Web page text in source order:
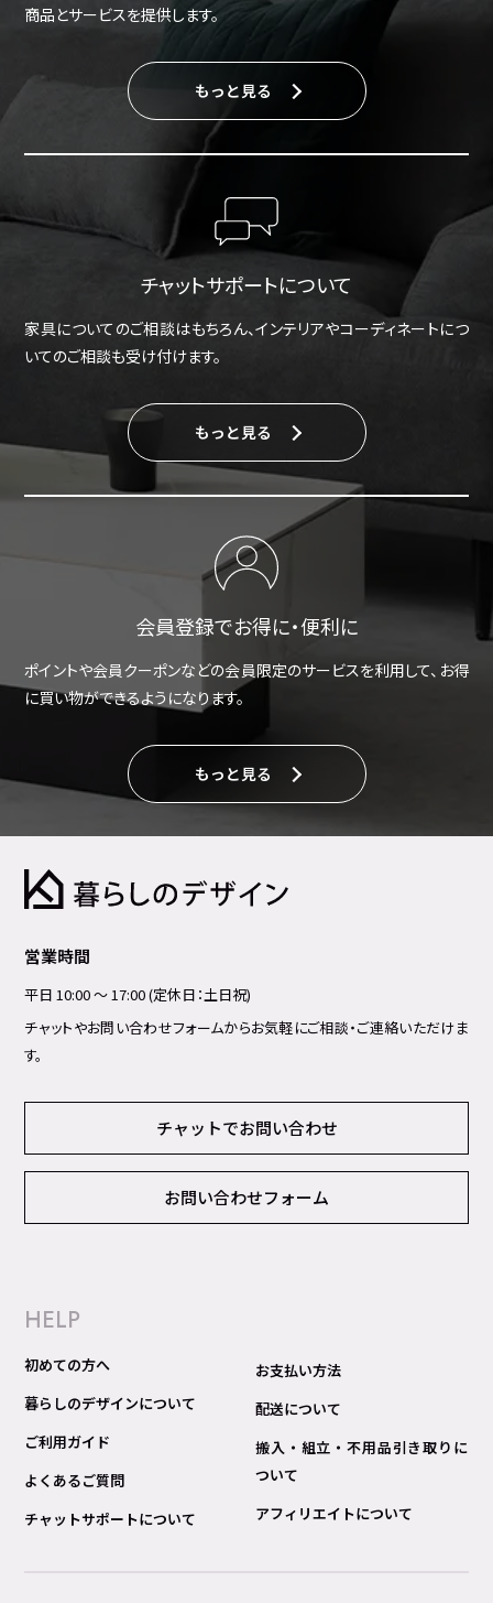
商品とサービスを提供します。
もっと見る
チャットサポートについて
家具についてのご相談はもちろん、インテリアやコーディネートにつ
いてのご相談も受け付けます。
もっと見る
会員登録でお得に・便利に
ポイントや会員クーポンなどの会員限定のサービスを利用して、お得
に買い物ができるようになります。
もっと見る
営業時間
平日 10:00 ～ 17:00 (定休日：土日祝)
チャットやお問い合わせフォームからお気軽にご相談・ご連絡いただけま
す。
チャットでお問い合わせ
お問い合わせフォーム
HELP
初めての方へ
暮らしのデザインについて
ご利用ガイド
よくあるご質問
チャットサポートについて
お支払い方法
配送について
搬入・組立・不用品引き取りに
ついて
アフィリエイトについて